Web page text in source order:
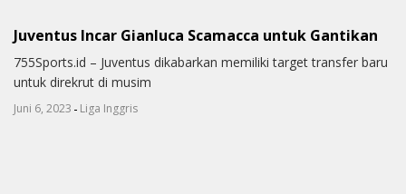
Juventus Incar Gianluca Scamacca untuk Gantikan
755Sports.id – Juventus dikabarkan memiliki target transfer baru
untuk direkrut di musim
Juni 6, 2023 - Liga Inggris